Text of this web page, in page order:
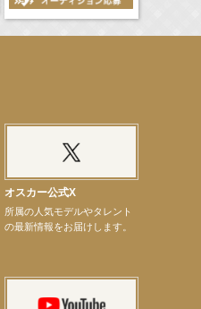
〜』ゲスト出演決定！
決定♪
定♪
ト決定！
決定♪
ー赤池「ふれあい昆虫フェスティバル」トーク
登場！
オスカー公式X
所属の人気モデルやタレント
の最新情報をお届けします。